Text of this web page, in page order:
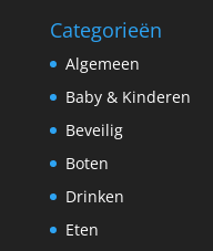
Categorieën
Algemeen
Baby & Kinderen
Beveilig
Boten
Drinken
Eten